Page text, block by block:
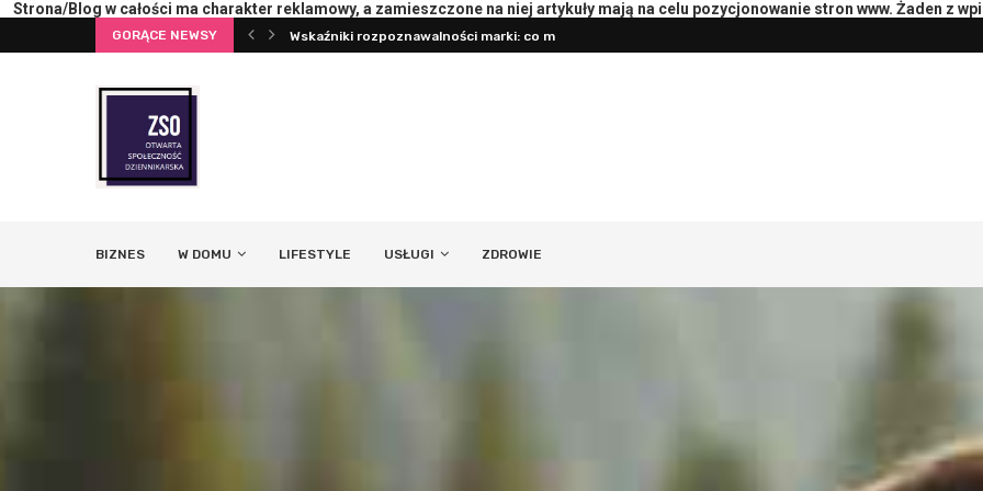
Strona/Blog w całości ma charakter reklamowy, a zamieszczone na niej artykuły mają na celu pozycjonowanie stron www. Żaden z
GORĄCE NEWSY Pierwsza konsultacja z psychoterapeutą: pytania i przebieg
BIZNES W DOMU LIFESTYLE USŁUGI ZDROWIE